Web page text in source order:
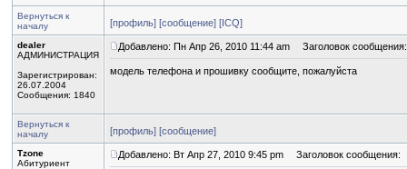
Вернуться к
началу
[профиль] [сообщение] [ICQ]
dealer
АДМИНИСТРАЦИЯ
Зарегистрирован:
26.07.2004
Сообщения: 1840
Добавлено: Пн Апр 26, 2010 11:44 am Заголовок сообщения:
модель телефона и прошивку сообщите, пожалуйста
Вернуться к
началу
[профиль] [сообщение]
Tzone
Абитуриент
Добавлено: Вт Апр 27, 2010 9:45 pm Заголовок сообщения: